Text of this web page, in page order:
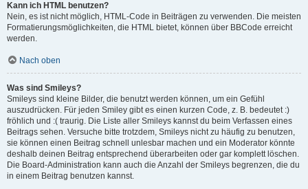
Kann ich HTML benutzen?
Nein, es ist nicht möglich, HTML-Code in Beiträgen zu verwenden. Die meisten
Formatierungsmöglichkeiten, die HTML bietet, können über BBCode erreicht
werden.
Nach oben
Was sind Smileys?
Smileys sind kleine Bilder, die benutzt werden können, um ein Gefühl
auszudrücken. Für jeden Smiley gibt es einen kurzen Code, z. B. bedeutet :)
fröhlich und :( traurig. Die Liste aller Smileys kannst du beim Verfassen eines
Beitrags sehen. Versuche bitte trotzdem, Smileys nicht zu häufig zu benutzen,
sie können einen Beitrag schnell unlesbar machen und ein Moderator könnte
deshalb deinen Beitrag entsprechend überarbeiten oder gar komplett löschen.
Die Board-Administration kann auch die Anzahl der Smileys begrenzen, die du
in einem Beitrag benutzen kannst.